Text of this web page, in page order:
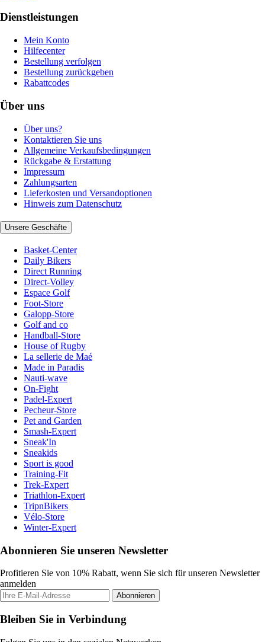
Dienstleistungen
Mein Konto
Hilfecenter
Bestellung verfolgen
Bestellung zurückgeben
Rabattcodes
Über uns
Über uns?
Kontaktieren Sie uns
Allgemeine Verkaufsbedingungen
Rückgabe & Erstattung
Impressum
Zahlungsarten
Lieferkosten und Versandoptionen
Hinweis zum Datenschutz
Unsere Geschäfte
Basket-Center
Daily Bikers
Direct Running
Direct-Volley
Espace Golf
Foot-Store
Galopp-Store
Golf and co
Handball-Store
House of Rugby
La sellerie de Maé
Made in Paradis
Nauti-wave
On-Fight
Padel-Expert
Pecheur-Store
Pet and Garden
Smash-Expert
Sneak'In
Sneakids
Sport is good
Training-Fit
Trek-Expert
Triathlon-Expert
TripnBikers
Vélo-Store
Winter-Expert
Abonnieren Sie unseren Newsletter
Profitieren Sie von 10% Rabatt, wenn Sie sich für unseren Newsletter
anmelden
Abonnieren
Bleiben Sie in Verbindung